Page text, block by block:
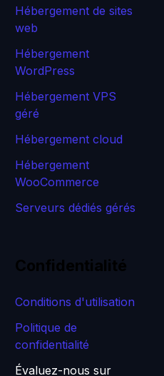
Hébergement de sites
web
Hébergement
WordPress
Hébergement VPS
géré
Hébergement cloud
Hébergement
WooCommerce
Serveurs dédiés gérés
Confidentialité
Conditions d'utilisation
Politique de
confidentialité
Évaluez-nous sur